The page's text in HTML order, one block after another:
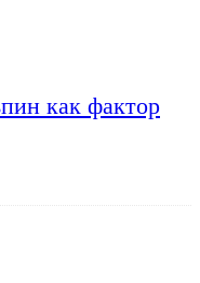
как фактор